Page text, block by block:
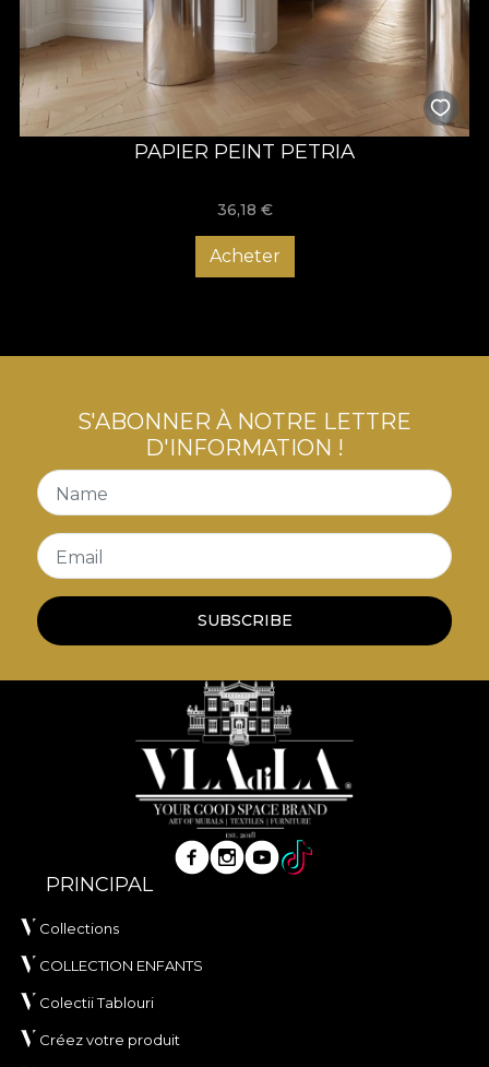
PAPIER PEINT PETRIA
36,18 €
Acheter
S'ABONNER À NOTRE LETTRE
D'INFORMATION !
Name
Email
SUBSCRIBE
PRINCIPAL
Collections
COLLECTION ENFANTS
Colectii Tablouri
Créez votre produit